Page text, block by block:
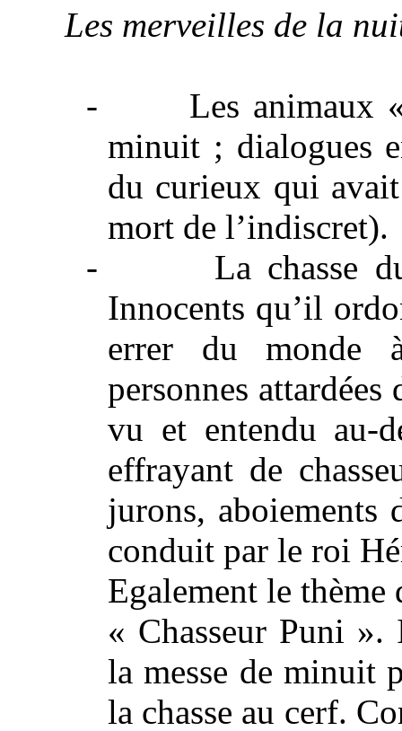
Les merveilles de la
-
Les animaux
minuit ; dialogues
du curieux qui
mort de l’indiscret).
-
La chasse
Innocents qu’il
errer du monde
personnes
vu et entendu au-
effrayant de
jurons, aboiements
conduit par le roi
Egalement le thème
« Chasseur Puni ».
la messe de minuit
la chasse au cerf.